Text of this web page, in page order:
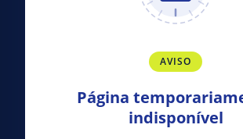
AVISO
Página
indisponível